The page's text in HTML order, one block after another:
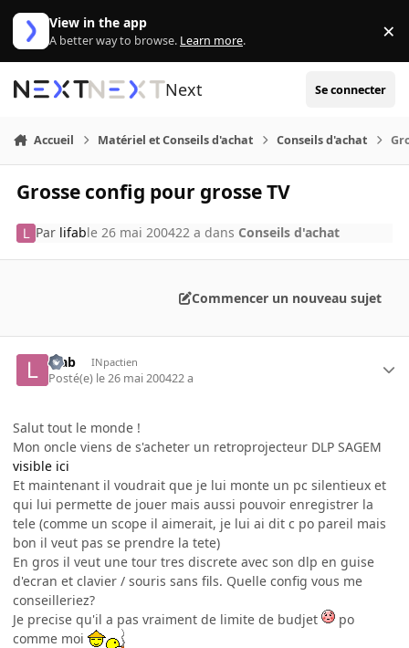
Aller au contenu
View in the app
A better way to browse. Learn more. ×
Next Se connecter
Accueil Matériel et Conseils d'achat Conseils d'achat
Grosse config pour grosse TV
Par lifable 26 mai 200422 a dans Conseils d'achat
Commencer un nouveau sujet
lifab INpactien
Posté(e) le 26 mai 200422 a
Salut tout le monde !
Mon oncle viens de s'acheter un retroprojecteur DLP SAGEM
visible ici
Et maintenant il voudrait que je lui monte un pc silentieux et
qui lui permette de jouer mais aussi pouvoir enregistrer la
tele (comme un scope il aimerait, je lui ai dit c po pareil mais
bon il veut pas se prendre la tete)
En gros il veut une tour tres discrete avec son dlp en guise
d'ecran et clavier / souris sans fils. Quelle config vous me
conseilleriez?
Je precise qu'il a pas vraiment de limite de budjet
po
comme moi